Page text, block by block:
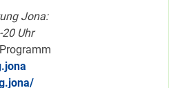
Jona:
20 Uhr